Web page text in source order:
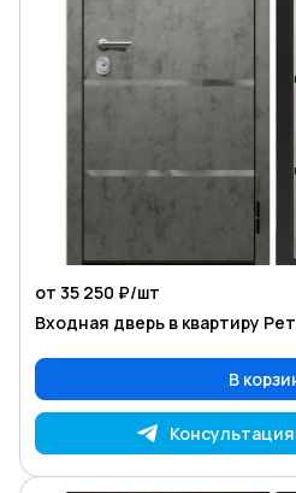
от 35 250 ₽/шт
Входная дверь в квартиру
В